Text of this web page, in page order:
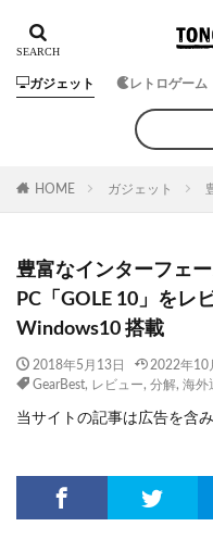
ガジェット レトロゲーム
HOME ガジェット
豊富なインターフェ
PC「GOLE 10」をレ
Windows10 搭載
2018年5月13日 2022年10
GearBest, レビュー, 分解, 海外
当サイトの記事は広告を含